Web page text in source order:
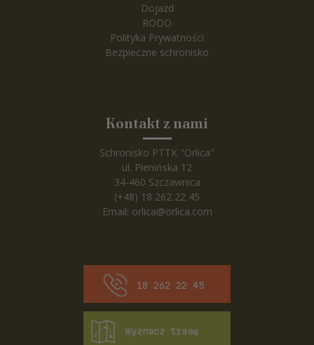
Dojazd
RODO
Polityka Prywatności
Bezpieczne schronisko
Kontakt z nami
Schronisko PTTK "Orlica"
ul. Pienińska 12
34-460 Szczawnica
(+48) 18 262 22 45
Email: orlica@orlica.com
18 262 22 45
Wyznacz trasę